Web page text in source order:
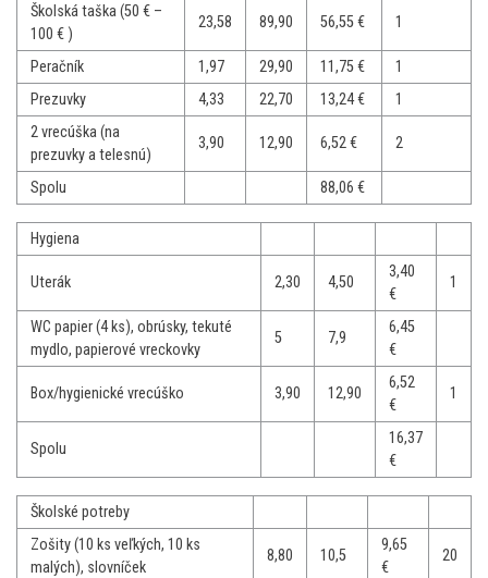
Školská taška (50 € –
100 € )
23,58 89,90 56,55 € 1
Peračník 1,97 29,90 11,75 €
1
Prezuvky
4,33 22,70 13,24 €
1
2 vrecúška (na
prezuvky a telesnú)
3,90 12,90 6,52 € 2
Spolu 88,06 €
Hygiena
Uterák 2,30 4,50
3,40
€
1
WC papier (4 ks), obrúsky, tekuté
mydlo, papierové vreckovky
5 7,9
6,45
€
Box/hygienické vrecúško 3,90 12,90
6,52
€
1
Spolu
16,37
€
Školské potreby
Zošity (10 ks veľkých, 10 ks
malých), slovníček
8,80 10,5
9,65
€
20